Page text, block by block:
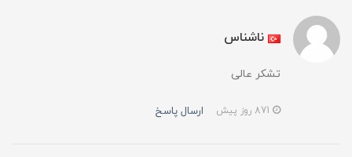
ناشناس
تشکر عالی
ارسال پاسخ